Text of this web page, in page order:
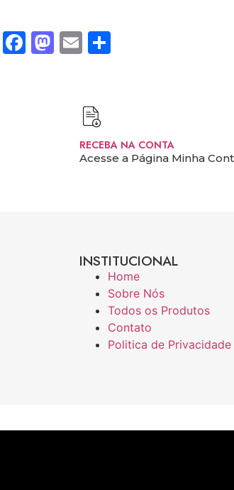
Facebook
Mastodon
Email
RECEBA NA CONTA
Acesse a Página Minha
INSTITUCIONAL
Home
Sobre Nós
Todos os Produtos
Contato
Politica de Privacidade